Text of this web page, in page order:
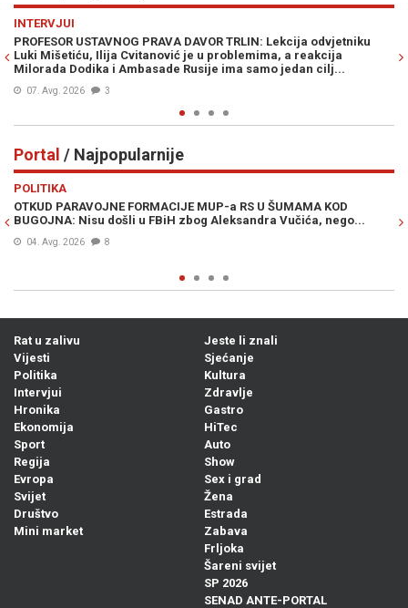
INTERVJUI
PROFESOR USTAVNOG PRAVA DAVOR TRLIN: Lekcija odvjetniku
Luki Mišetiću, Ilija Cvitanović je u problemima, a reakcija
Milorada Dodika i Ambasade Rusije ima samo jedan cilj...
07. Avg. 2026 3
Portal / Najpopularnije
POLITIKA
OTKUD PARAVOJNE FORMACIJE MUP-a RS U ŠUMAMA KOD
BUGOJNA: Nisu došli u FBiH zbog Aleksandra Vučića, nego...
04. Avg. 2026 8
Rat u zalivu
Vijesti
Politika
Intervjui
Hronika
Ekonomija
Sport
Regija
Evropa
Svijet
Društvo
Mini market
Jeste li znali
Sjećanje
Kultura
Zdravlje
Gastro
HiTec
Auto
Show
Sex i grad
Žena
Estrada
Zabava
Frljoka
Šareni svijet
SP 2026
SENAD ANTE-PORTAL